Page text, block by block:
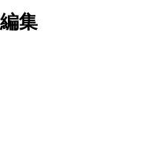
集